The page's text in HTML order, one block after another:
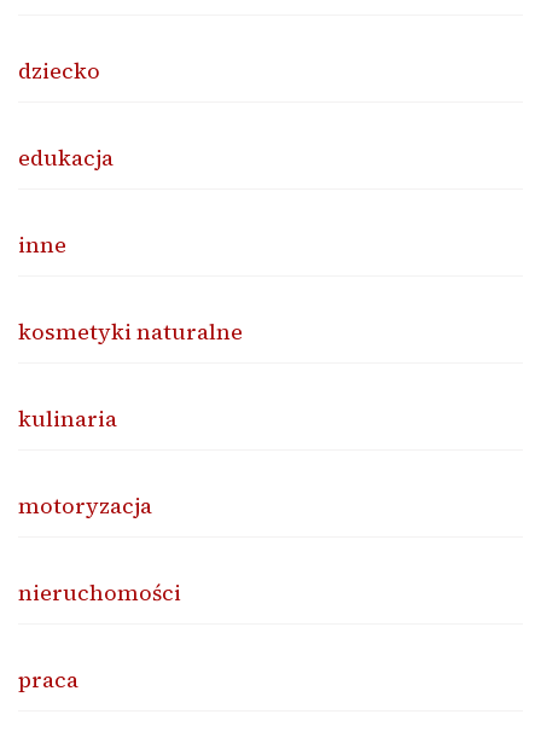
dziecko
edukacja
inne
kosmetyki naturalne
kulinaria
motoryzacja
nieruchomości
praca